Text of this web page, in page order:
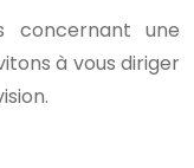
concernant une
à vous diriger